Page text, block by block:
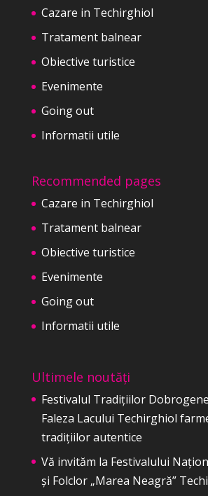
Cazare in Techirghiol
Tratament balnear
Obiective turistice
Evenimente
Going out
Informatii utile
Recommended pages
Cazare in Techirghiol
Tratament balnear
Obiective turistice
Evenimente
Going out
Informatii utile
Ultimele noutăți
Festivalul Tradițiilor
Faleza Lacului Techirghiol
tradițiilor autentice
Vă invităm la Festivalului
și Folclor „Marea Neagră”